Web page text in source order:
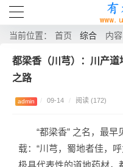
当前位置： 首页 综合 内容
都梁香（川芎）：川产
之路
admin / 09-14 / 阅读 (172)
“都梁香” 之名，最早
载：“川芎，蜀地者佳，
极具代表性的道地药材，